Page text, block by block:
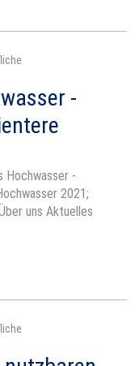
-
Hochwasser -
2021;
uns Aktuelles